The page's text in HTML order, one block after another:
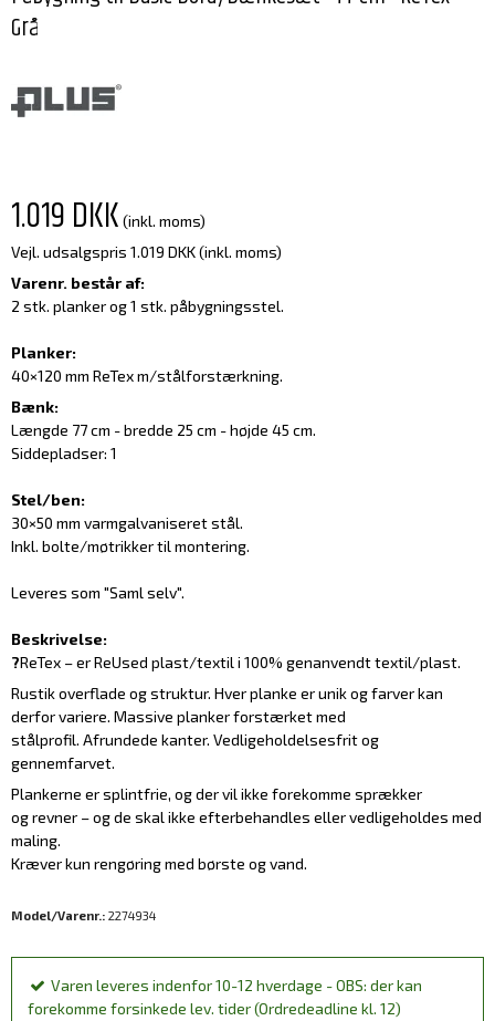
Grå
1.019 DKK (inkl. moms)
Vejl. udsalgspris 1.019 DKK(inkl. moms)
Varenr. består af:
2 stk. planker og 1 stk. påbygningsstel.
Planker:
40×120 mm ReTex m/stålforstærkning.
Bænk:
Længde 77 cm - bredde 25 cm - højde 45 cm.
Siddepladser: 1
Stel/ben:
30×50 mm varmgalvaniseret stål.
Inkl. bolte/møtrikker til montering.
Leveres som "Saml selv".
Beskrivelse:
?ReTex – er ReUsed plast/textil i 100% genanvendt textil/plast.
Rustik overflade og struktur. Hver planke er unik og farver kan
derfor variere. Massive planker forstærket med
stålprofil. Afrundede kanter. Vedligeholdelsesfrit og
gennemfarvet.
Plankerne er splintfrie, og der vil ikke forekomme sprækker
og revner – og de skal ikke efterbehandles eller vedligeholdes med
maling.
Kræver kun rengøring med børste og vand.
Model/Varenr.: 2274934
Varen leveres indenfor 10-12 hverdage - OBS: der kan
forekomme forsinkede lev. tider (Ordredeadline kl. 12)